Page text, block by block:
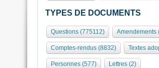
TYPES DE DOCUMENTS
Questions (775112) Amendements
Comptes-rendus (8832) Textes
Personnes (577) Lettres (2)